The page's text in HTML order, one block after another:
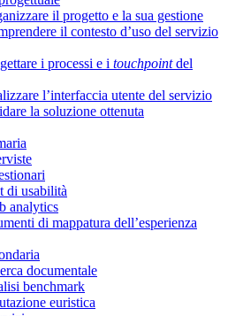
il progetto e la sua gestione
il contesto d’uso del servizio
i processi e i touchpointdel
l’interfaccia utente del servizio
la soluzione ottenuta
di usabilità
analytics
di mappatura dell’esperienza
documentale
benchmark
euristica